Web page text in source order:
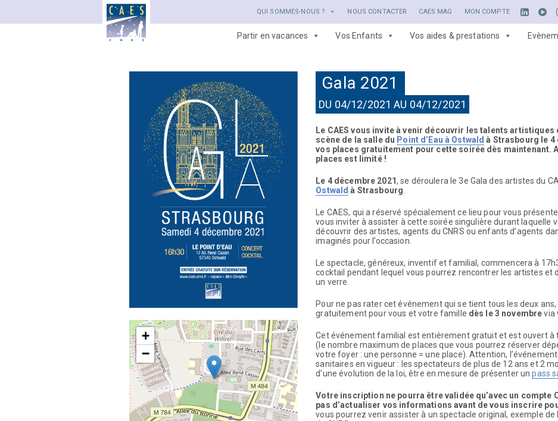
QUI SOMMES-NOUS ? NOUS CONTACTER CAES MAG MON COMPTE
Partir en vacances Vos Enfants Vos aides & prestations
+
−
Gala 2021
DU 04/12/2021 AU 04/12/2021
Le CAES vous invite à venir découvrir les talents
scène de la salle du Point d’Eau à Ostwald à Strasbourg le 4
vos places gratuitement pour cette soirée dès maintenant.
places est limité !
Le 4 décembre 2021, se déroulera le 3e Gala des artistes du
Ostwald à Strasbourg
Le CAES, qui a réservé spécialement ce lieu pour vous
vous inviter à assister à cette soirée singulière durant laquelle
découvrir des artistes, agents du CNRS ou enfants d’agents
imaginés pour l’occasion.
Le spectacle, généreux, inventif et familial, commencera à
cocktail pendant lequel vous pourrez rencontrer les artistes et
un verre.
Pour ne pas rater cet événement qui se tient tous les deux
gratuitement pour vous et votre famille dès le 3 novembrevia
Cet événement familial est entièrement gratuit et est ouvert à
(le nombre maximum de places que vous pourrez réserver
votre foyer : une personne = une place). Attention,
sanitaires en vigueur : les spectateurs de plus de 12 ans et 2
d’une évolution de la loi, être en mesure de présenter unpass
Votre inscription ne pourra être validée qu’avec un compte
pas d’actualiser vos informations avant de vous inscrire
vous pourrez venir assister à un spectacle original, exemple